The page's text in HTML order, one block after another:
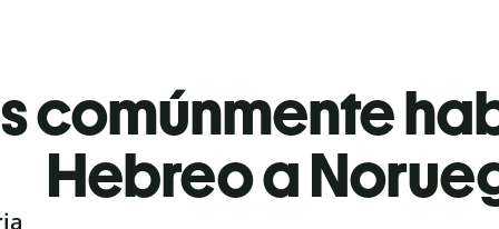
comúnmente
Hebreo a